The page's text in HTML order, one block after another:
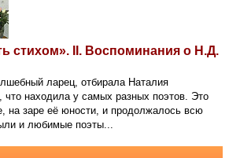
стихом». II. Воспоминания о Н.Д.
ларец, отбирала Наталия
находила у самых разных поэтов. Это
на заре её юности, и продолжалось всю
и любимые поэты...